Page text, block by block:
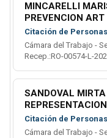
MINCARELLI
PREVENCION
RECLAMO LEY DE
ACCIDENTES DE
Citación de Personas
Cámara del Trabajo -
Recep.:RO-00574-L-
SANDOVAL
G.A.E. Y G.E.M C/
ACCIDENTE DE
Citación de Personas
Cámara del Trabajo -